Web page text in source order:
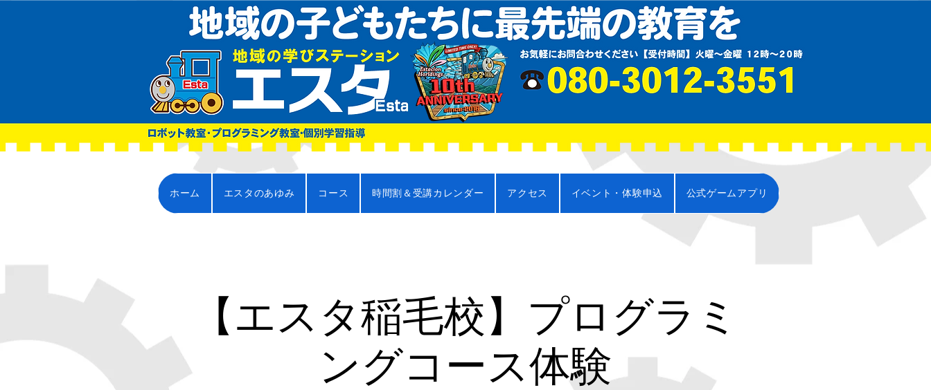
ホーム エスタのあゆみ コース 時間割＆受講カレンダー アクセス イベント・体験申込 公式ゲームアプリ
【エスタ稲毛校】プログラミ
ングコース体験